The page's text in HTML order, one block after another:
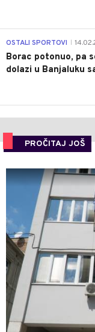
OSTALI SPORTOVI
Borac potonuo, pa
dolazi u Banjaluku
PROČITAJ JOŠ